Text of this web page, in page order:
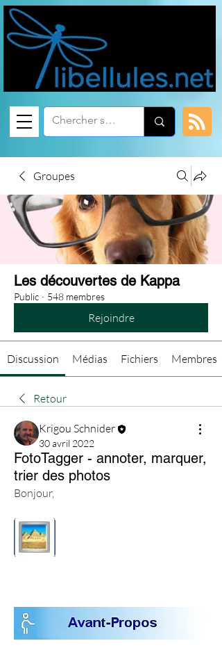
Groupes
Les découvertes de Kappa
Public · 548 membres
Rejoindre
Discussion Médias Fichiers Membres
Retour
Krigou Schnider
30 avril 2022
FotoTagger - annoter, marquer,
trier des photos
Bonjour,